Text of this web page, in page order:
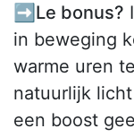
➡️Le bonus?
in beweging
warme uren
natuurlijk
een boost